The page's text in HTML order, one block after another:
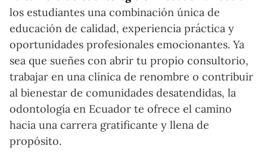
los estudiantes una combinación única de
educación de calidad, experiencia práctica y
oportunidades profesionales emocionantes. Ya
sea que sueñes con abrir tu propio consultorio,
trabajar en una clínica de renombre o contribuir
al bienestar de comunidades desatendidas, la
odontología en Ecuador te ofrece el camino
hacia una carrera gratificante y llena de
propósito.